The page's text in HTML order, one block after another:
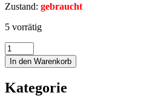
Zustand: gebraucht
5 vorrätig
In den Warenkorb
Kategorie